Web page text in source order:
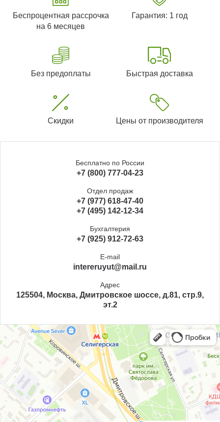
Беспроцентная рассрочка
на 6 месяцев
Гарантия: 1 год
Без предоплаты Быстрая доставка
Скидки Цены от производителя
Бесплатно по России
+7 (800) 777-04-23
Отдел продаж
+7 (977) 618-47-40
+7 (495) 142-12-34
Бухгалтерия
+7 (925) 912-72-63
E-mail
intereruyut@mail.ru
Адрес
125504, Москва, Дмитровское шоссе, д.81, стр.9,
эт.2